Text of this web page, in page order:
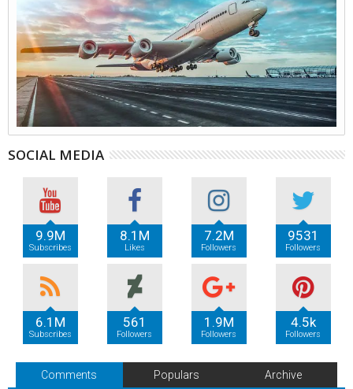
SOCIAL MEDIA
9.9M
Subscribes
8.1M
Likes
7.2M
Followers
9531
Followers
6.1M
Subscribes
561
Followers
1.9M
Followers
4.5k
Followers
Comments Populars Archive